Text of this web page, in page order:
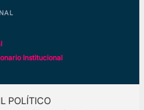
Institucional
POLÍTICO